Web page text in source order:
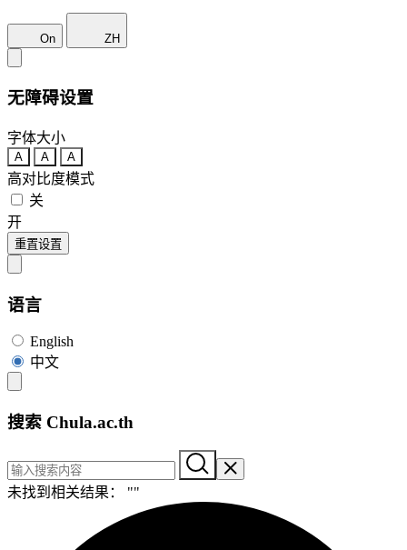
On ZH
无障碍设置
字体大小
A A A
高对比度模式
关
开
重置设置
语言
English
中文
搜索 Chula.ac.th
未找到相关结果： ""